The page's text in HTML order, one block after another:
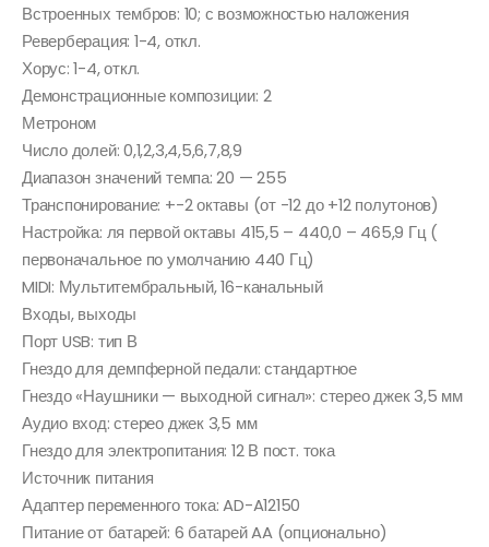
Встроенных тембров: 10; с возможностью наложения
Реверберация: 1-4, откл.
Хорус: 1-4, откл.
Демонстрационные композиции: 2
Метроном
Число долей: 0,1,2,3,4,5,6,7,8,9
Диапазон значений темпа: 20 — 255
Транспонирование: +-2 октавы (от -12 до +12 полутонов)
Настройка: ля первой октавы 415,5 – 440,0 – 465,9 Гц (
первоначальное по умолчанию 440 Гц)
MIDI: Мультитембральный, 16-канальный
Входы, выходы
Порт USB: тип В
Гнездо для демпферной педали: стандартное
Гнездо «Наушники — выходной сигнал»: стерео джек 3,5 мм
Аудио вход: стерео джек 3,5 мм
Гнездо для электропитания: 12 В пост. тока
Источник питания
Адаптер переменного тока: AD-A12150
Питание от батарей: 6 батарей AA (опционально)